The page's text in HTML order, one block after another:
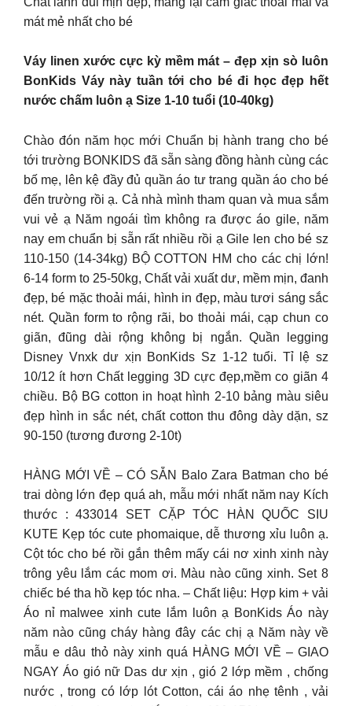
mát mẻ nhất cho bé
Váy linen xước cực kỳ mềm mát – đẹp xịn sò luôn
BonKids Váy này tuần tới cho bé đi học đẹp hết
nước chấm luôn ạ Size 1-10 tuổi (10-40kg)
Chào đón năm học mới Chuẩn bị hành trang cho bé
tới trường BONKIDS đã sẵn sàng đồng hành cùng các
bố mẹ, lên kệ đầy đủ quần áo tư trang quần áo cho bé
đến trường rồi ạ. Cả nhà mình tham quan và mua sắm
vui vẻ ạ Năm ngoái tìm không ra được áo gile, năm
nay em chuẩn bị sẵn rất nhiều rồi ạ Gile len cho bé sz
110-150 (14-34kg) BỘ COTTON HM cho các chị lớn!
6-14 form to 25-50kg, Chất vải xuất dư, mềm mịn, đanh
đẹp, bé mặc thoải mái, hình in đẹp, màu tươi sáng sắc
nét. Quần form to rộng rãi, bo thoải mái, cạp chun co
giãn, đũng dài rộng không bị ngắn. Quần legging
Disney Vnxk dư xịn BonKids Sz 1-12 tuổi. Tỉ lệ sz
10/12 ít hơn Chất legging 3D cực đẹp,mềm co giãn 4
chiều. Bộ BG cotton in hoạt hình 2-10 bảng màu siêu
đẹp hình in sắc nét, chất cotton thu đông dày dặn, sz
90-150 (tương đương 2-10t)
HÀNG MỚI VỀ – CÓ SẴN Balo Zara Batman cho bé
trai dòng lớn đẹp quá ah, mẫu mới nhất năm nay Kích
thước : 433014 SET CẶP TÓC HÀN QUỐC SIU
KUTE Kẹp tóc cute phomaique, dễ thương xỉu luôn ạ.
Cột tóc cho bé rồi gắn thêm mấy cái nơ xinh xinh này
trông yêu lắm các mom ơi. Màu nào cũng xinh. Set 8
chiếc bé tha hồ kẹp tóc nha. – Chất liệu: Hợp kim + vải
Áo nỉ malwee xinh cute lắm luôn ạ BonKids Áo này
năm nào cũng cháy hàng đây các chị ạ Năm này về
mẫu e dâu thỏ này xinh quá HÀNG MỚI VỀ – GIAO
NGAY Áo gió nữ Das dư xịn , gió 2 lớp mềm , chống
nước , trong có lớp lót Cotton, cái áo nhẹ tênh , vải